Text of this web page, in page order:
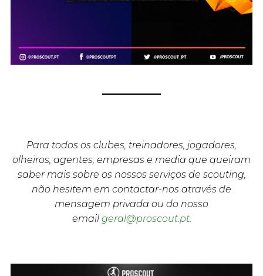
Para todos os clubes, treinadores, jogadores,
olheiros, agentes, empresas e media que queiram
saber mais sobre os nossos serviços de scouting,
não hesitem em contactar-nos através de
mensagem privada ou do nosso
email geral@proscout.pt.